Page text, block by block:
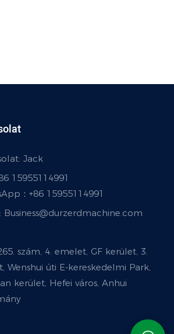
Jack
15955114991
： +86 15955114991
Business@durzerdmachine.com
szám, 4. emelet, GF kerület, 3.
Wenshui úti E-kereskedelmi Park,
kerület, Hefei város, Anhui